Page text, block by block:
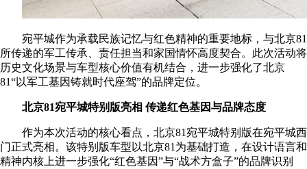
宛平城作为承载民族记忆与红色精神的重要地标，与北京81
所传递的军工传承、责任担当和家国情怀高度契合。此次活动将
历史文化场景与车型核心价值有机结合，进一步强化了北京
81“以军工基因铸就时代座驾”的品牌定位。
北京81宛平城特别版亮相 传递红色基因与品牌态度
作为本次活动的核心看点，北京81宛平城特别版在宛平城西
门正式亮相。该特别版车型以北京81为基础打造，在设计语言和
精神内核上进一步强化“红色基因”与“战术方盒子”的品牌识别